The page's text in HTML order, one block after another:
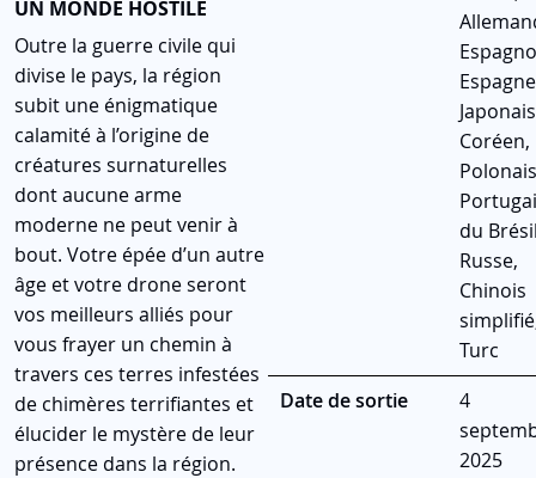
UN MONDE HOSTILE
Outre la guerre civile qui
divise le pays, la région
subit une énigmatique
calamité à l’origine de
créatures surnaturelles
dont aucune arme
moderne ne peut venir à
bout. Votre épée d’un autre
âge et votre drone seront
vos meilleurs alliés pour
vous frayer un chemin à
travers ces terres infestées
de chimères terrifiantes et
élucider le mystère de leur
présence dans la région.
Coréen,
du
Russe,
Chinois
Turc
Date de sortie
4
2025